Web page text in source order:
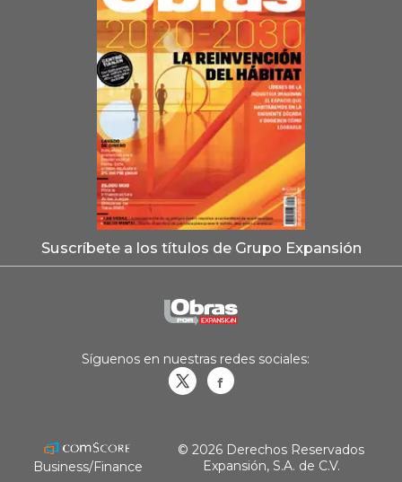
Suscríbete a los títulos de Grupo Expansión
Síguenos en nuestras redes sociales:
Business/Finance
© 2026 Derechos Reservados
Expansión, S.A. de C.V.